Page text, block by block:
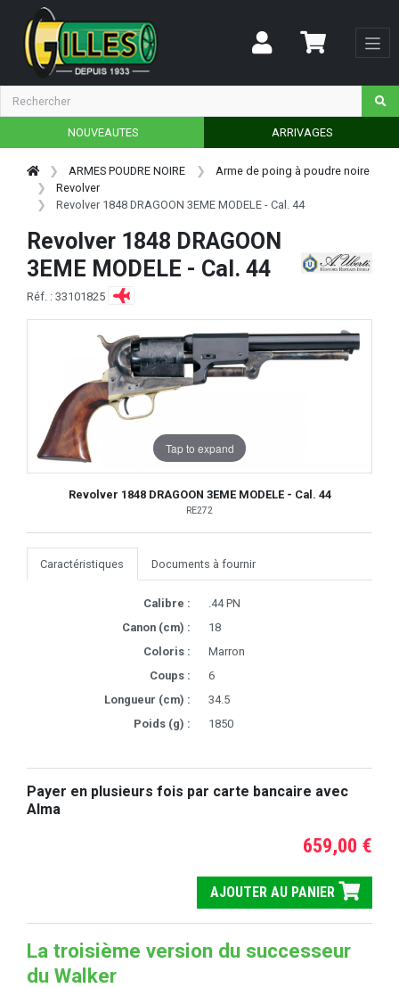
NOUVEAUTES ARRIVAGES
ARMES POUDRE NOIRE
Arme de poing à poudre noire
Revolver
Revolver 1848 DRAGOON 3EME MODELE - Cal. 44
Revolver 1848 DRAGOON
3EME MODELE - Cal. 44
Réf. : 33101825
Tap to expand
Revolver 1848 DRAGOON 3EME MODELE - Cal. 44
RE272
Caractéristiques Documents à fournir
Calibre :
.44 PN
Canon (cm) :
18
Coloris :
Marron
Coups :
6
Longueur (cm) :
34.5
Poids (g) :
1850
Payer en plusieurs fois par carte bancaire avec
Alma
659,00 €
AJOUTER AU PANIER
La troisième version du successeur
du Walker